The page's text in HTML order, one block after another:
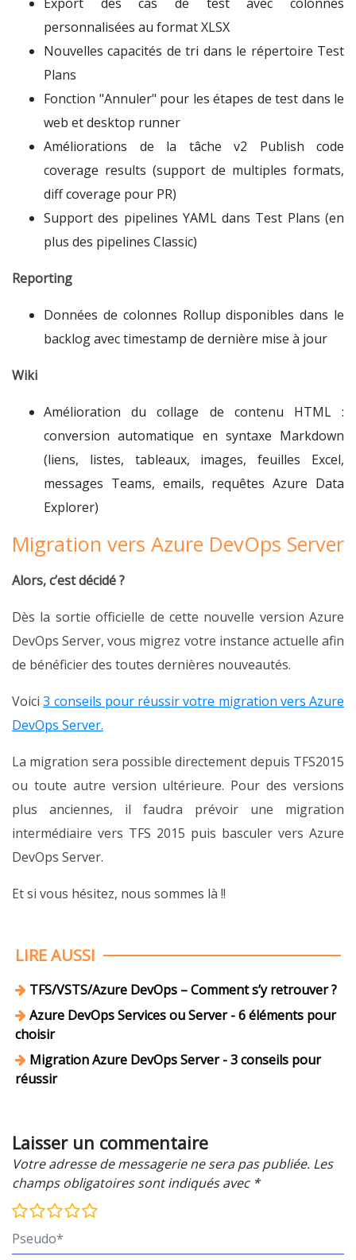
personnalisées au format XLSX
Nouvelles capacités de tri dans le répertoire Test
Plans
Fonction "Annuler" pour les étapes de test dans le
web et desktop runner
Améliorations de la tâche v2 Publish code
coverage results (support de multiples formats,
diff coverage pour PR)
Support des pipelines YAML dans Test Plans (en
plus des pipelines Classic)
Reporting
Données de colonnes Rollup disponibles dans le
backlog avec timestamp de dernière mise à jour
Wiki
Amélioration du collage de contenu HTML :
conversion automatique en syntaxe Markdown
(liens, listes, tableaux, images, feuilles Excel,
messages Teams, emails, requêtes Azure Data
Explorer)
Migration vers Azure DevOps Server
Alors, c’est décidé ?
Dès la sortie officielle de cette nouvelle version Azure
DevOps Server, vous migrez votre instance actuelle afin
de bénéficier des toutes dernières nouveautés.
Voici3 conseils pour réussir votre migration vers Azure
DevOps Server.
La migration sera possible directement depuis TFS2015
ou toute autre version ultérieure. Pour des versions
plus anciennes, il faudra prévoir une migration
intermédiaire vers TFS 2015 puis basculer vers Azure
DevOps Server.
Et si vous hésitez, nous sommes là !!
LIRE AUSSI
TFS/VSTS/Azure DevOps – Comment s’y retrouver ?
Azure DevOps Services ou Server - 6 éléments pour
choisir
Migration Azure DevOps Server - 3 conseils pour
réussir
Laisser un commentaire
Votre adresse de messagerie ne sera pas publiée. Les
champs obligatoires sont indiqués avec *